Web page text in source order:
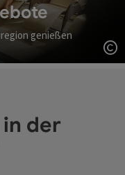
genießen
der